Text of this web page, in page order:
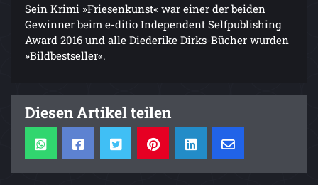
Sein Krimi »Friesenkunst« war einer der beiden
Gewinner beim e-ditio Independent Selfpublishing
Award 2016 und alle Diederike Dirks-Bücher wurden
»Bildbestseller«.
Diesen Artikel teilen